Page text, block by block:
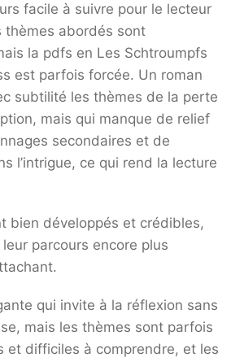
facile à suivre pour le lecteur
thèmes abordés sont
la pdfs en Les Schtroumpfs
est parfois forcée. Un roman
subtilité les thèmes de la perte
mais qui manque de relief
secondaires et de
l’intrigue, ce qui rend la lecture
bien développés et crédibles,
parcours encore plus
qui invite à la réflexion sans
mais les thèmes sont parfois
et difficiles à comprendre, et les